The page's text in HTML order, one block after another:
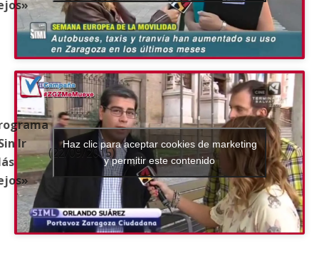
Ir
(22/09/2015)
Haz clic para aceptar cookies de marketing
y permitir este contenido